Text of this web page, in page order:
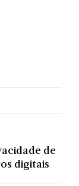
de
digitais